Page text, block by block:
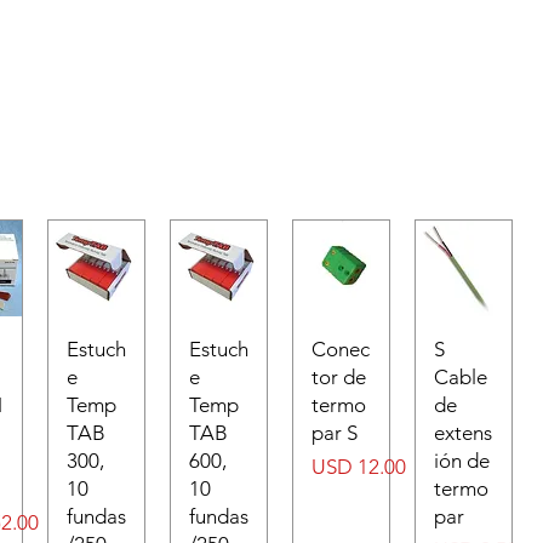
Estuch
e
Temp
TAB
300,
10
fundas
Estuch
e
Temp
TAB
600,
10
fundas
Conec
tor de
termo
par S
Precio
USD 12.00
S
Cable
de
extens
ión de
termo
par